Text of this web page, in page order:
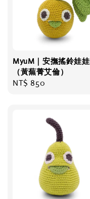
MyuM｜安撫搖鈴娃娃
（黃蕪菁艾倫）
Regular
NT$ 850